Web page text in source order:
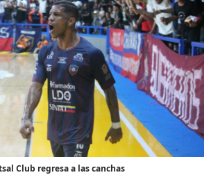
Club regresa a las canchas